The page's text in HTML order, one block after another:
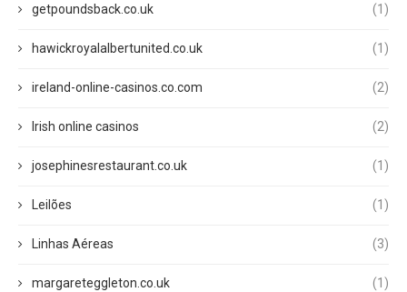
getpoundsback.co.uk (1)
hawickroyalalbertunited.co.uk (1)
ireland-online-casinos.co.com (2)
Irish online casinos (2)
josephinesrestaurant.co.uk (1)
Leilões (1)
Linhas Aéreas (3)
margareteggleton.co.uk (1)